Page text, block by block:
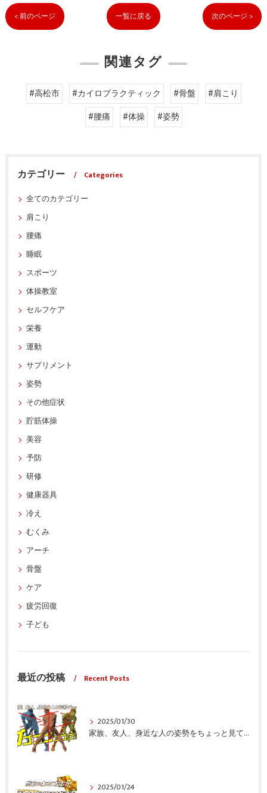
< 前のページ 一覧に戻る 次のページ >
関連タグ
#高松市 #カイロプラクティック #骨盤
#肩こり
#腰痛
#体操 #姿勢
カテゴリー
Categories
全てのカテゴリー
肩こり
腰痛
睡眠
スポーツ
体操教室
セルフケア
栄養
運動
サプリメント
姿勢
その他症状
貯筋体操
美容
予防
研修
健康器具
冷え
むくみ
アーチ
骨盤
ケア
疲労回復
子ども
最近の投稿 Recent Posts
2025/01/30
家族、友人、身近な人の姿勢をちょっと見てみませんか？
2025/01/24